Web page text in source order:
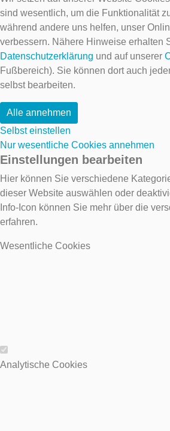
sind wesentlich, um die Funktionalität
während andere uns helfen, unser
verbessern. Nähere Hinweise erhalten
Datenschutzerklärung und auf unserer
Fußbereich). Sie können dort auch
selbst bearbeiten.
Alle annehmen
Selbst einstellen
Nur wesentliche Cookies annehmen
Einstellungen bearbeiten
Hier können Sie verschiedene
dieser Website auswählen oder
Info-Icon können Sie mehr über die
erfahren.
Wesentliche Cookies
Wesentliche Cookies
Analytische Cookies